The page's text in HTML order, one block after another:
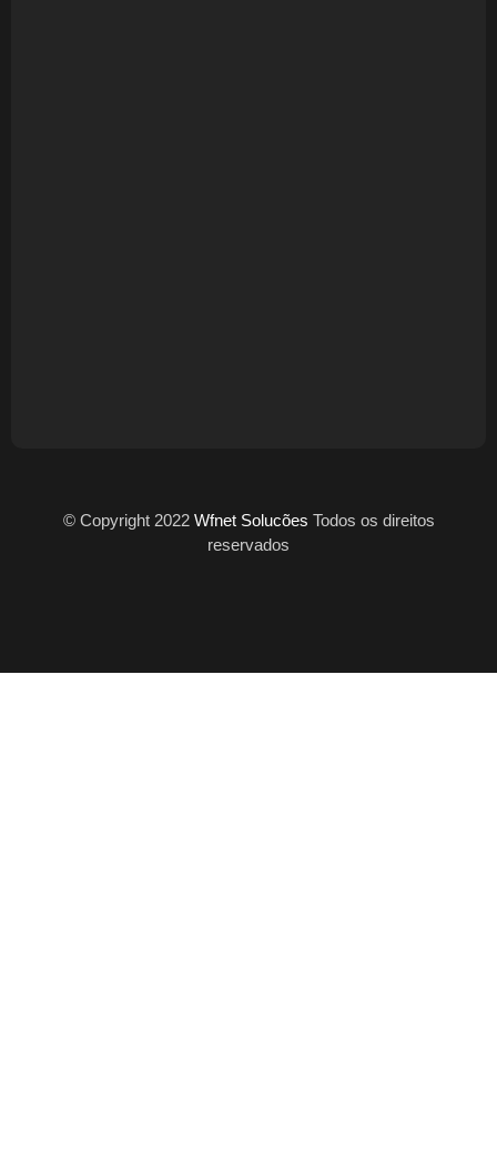
© Copyright 2022Wfnet Solucões Todos os direitos
reservados